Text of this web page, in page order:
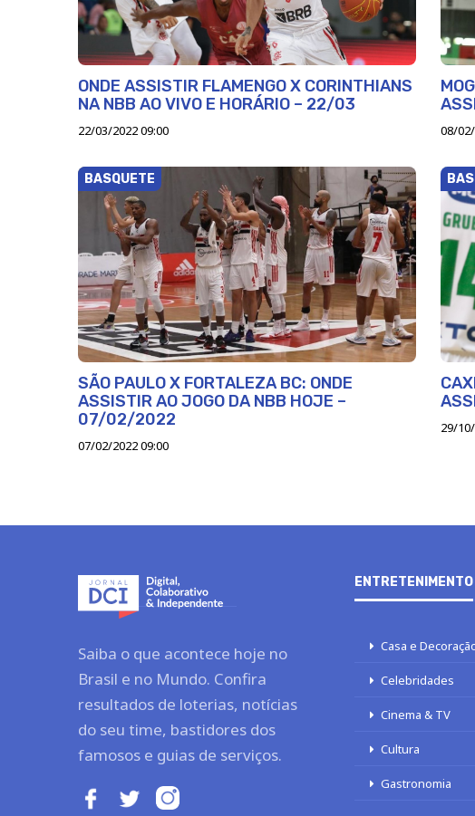
ONDE ASSISTIR FLAMENGO X CORINTHIANS
NA NBB AO VIVO E HORÁRIO – 22/03
22/03/2022 09:00 08/
BASQUETE
SÃO PAULO X FORTALEZA BC: ONDE
ASSISTIR AO JOGO DA NBB HOJE –
07/02/2022
07/02/2022 09:00
29/
Saiba o que acontece hoje no
Brasil e no Mundo. Confira
resultados de loterias, notícias
do seu time, bastidores dos
famosos e guias de serviços.
ENTRETENIMENTO
Casa e
Celebridades
Cinema & TV
Cultura
Gastronomia